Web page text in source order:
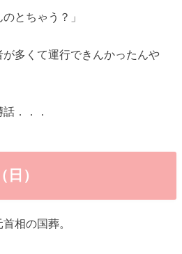
とちゃう？」
が多くて運行できんかったんや
．．．
）
相の国葬。